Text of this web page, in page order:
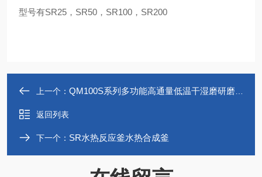
型号有SR25，SR50，SR100，SR200
上一个： QM100S系列多功能高通量低温干湿磨研磨机
返回列表
下一个： SR水热反应釜水热合成釜